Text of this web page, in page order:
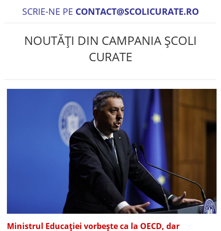
SCRIE-NE PE CONTACT@SCOLICURATE.RO
NOUTĂȚI DIN CAMPANIA ȘCOLI
CURATE
Ministrul Educației vorbește ca la OECD, dar